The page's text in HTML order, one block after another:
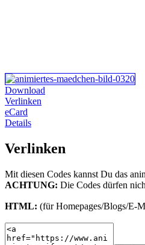
Download
Verlinken
eCard
Details
Verlinken
Mit diesen Codes kannst Du das
ACHTUNG: Die Codes dürfen
HTML: (für Homepages/Blogs/E-